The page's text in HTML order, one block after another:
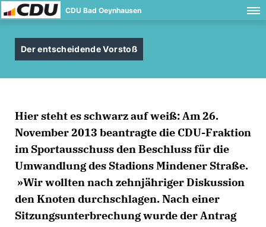
CDU Bad Oeynhausen
Der entscheidende Vorstoß
Hier steht es schwarz auf weiß: Am 26.
November 2013 beantragte die CDU-Fraktion
im Sportausschuss den Beschluss für die
Umwandlung des Stadions Mindener Straße.
»Wir wollten nach zehnjähriger Diskussion
den Knoten durchschlagen. Nach einer
Sitzungsunterbrechung wurde der Antrag